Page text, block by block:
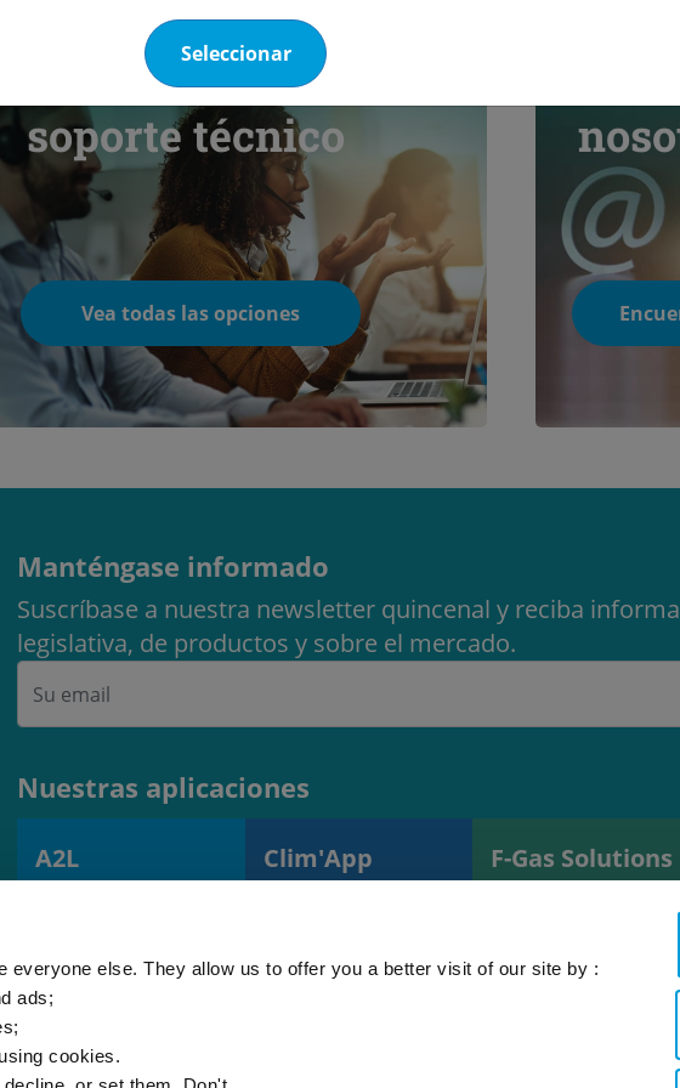
everyone else. They allow us to offer you a better visit of our site by :
ads;
cookies.
Seleccionar
Conozca nuestro
soporte técnico
Vea todas las opciones
Manténgase informado
Suscríbase a nuestra newsletter quincenal y reciba
legislativa, de productos y sobre el mercado.
Nuestras aplicaciones
A2L
(EN378)
Clim'App
equipos
F-Gas Solutions
refrigerante